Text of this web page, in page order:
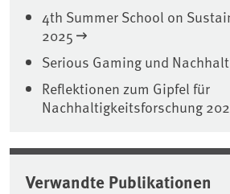
4th Summer School on
2025
Serious Gaming und
Reflektionen zum Gipfel für
Nachhaltigkeitsforschung
Verwandte Publikationen